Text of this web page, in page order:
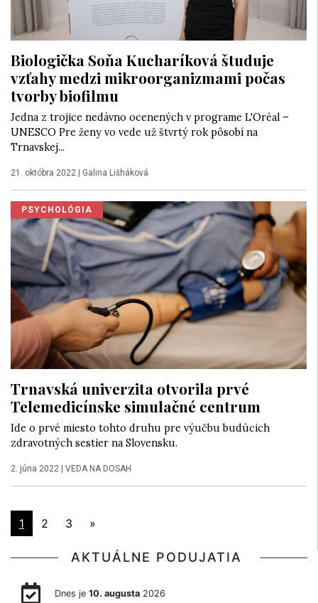
Biologička Soňa Kucharíková študuje
vzťahy medzi mikroorganizmami počas
tvorby biofilmu
Jedna z trojice nedávno ocenených v programe L'Oréal –
UNESCO Pre ženy vo vede už štvrtý rok pôsobí na
Trnavskej...
21. októbra 2022 | Galina Lišháková
PSYCHOLÓGIA
Trnavská univerzita otvorila prvé
Telemedicínske simulačné centrum
Ide o prvé miesto tohto druhu pre výučbu budúcich
zdravotných sestier na Slovensku.
2. júna 2022 | VEDA NA DOSAH
1 2 3 »
AKTUÁLNE PODUJATIA
Dnes je 10. augusta2026